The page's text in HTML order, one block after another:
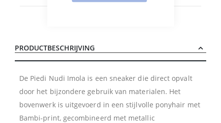
PRODUCTBESCHRIJVING
De Piedi Nudi Imola is een sneaker die direct opvalt
door het bijzondere gebruik van materialen. Het
bovenwerk is uitgevoerd in een stijlvolle ponyhair met
Bambi-print, gecombineerd met metallic